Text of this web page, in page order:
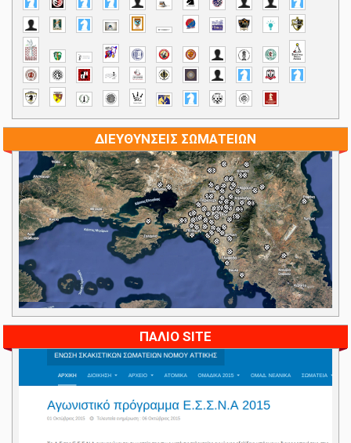
ΔΙΕΥΘΥΝΣΕΙΣ ΣΩΜΑΤΕΙΩΝ
ΠΑΛΙΟ SITE